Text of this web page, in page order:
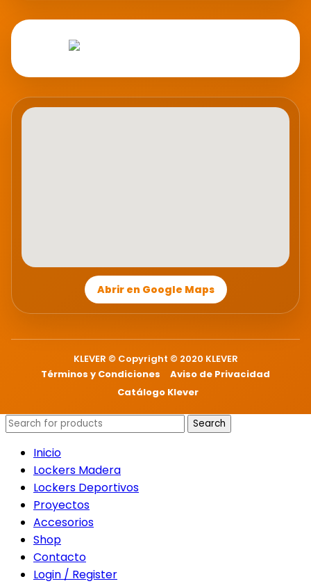
Abrir en Google Maps
KLEVER © Copyright © 2020 KLEVER
Términos y Condiciones
Aviso de Privacidad
Catálogo Klever
Search
Inicio
Lockers Madera
Lockers Deportivos
Proyectos
Accesorios
Shop
Contacto
Login / Register